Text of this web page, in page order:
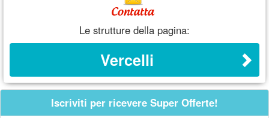
Le strutture della pagina:
Vercelli
Iscriviti per ricevere Super Offerte!